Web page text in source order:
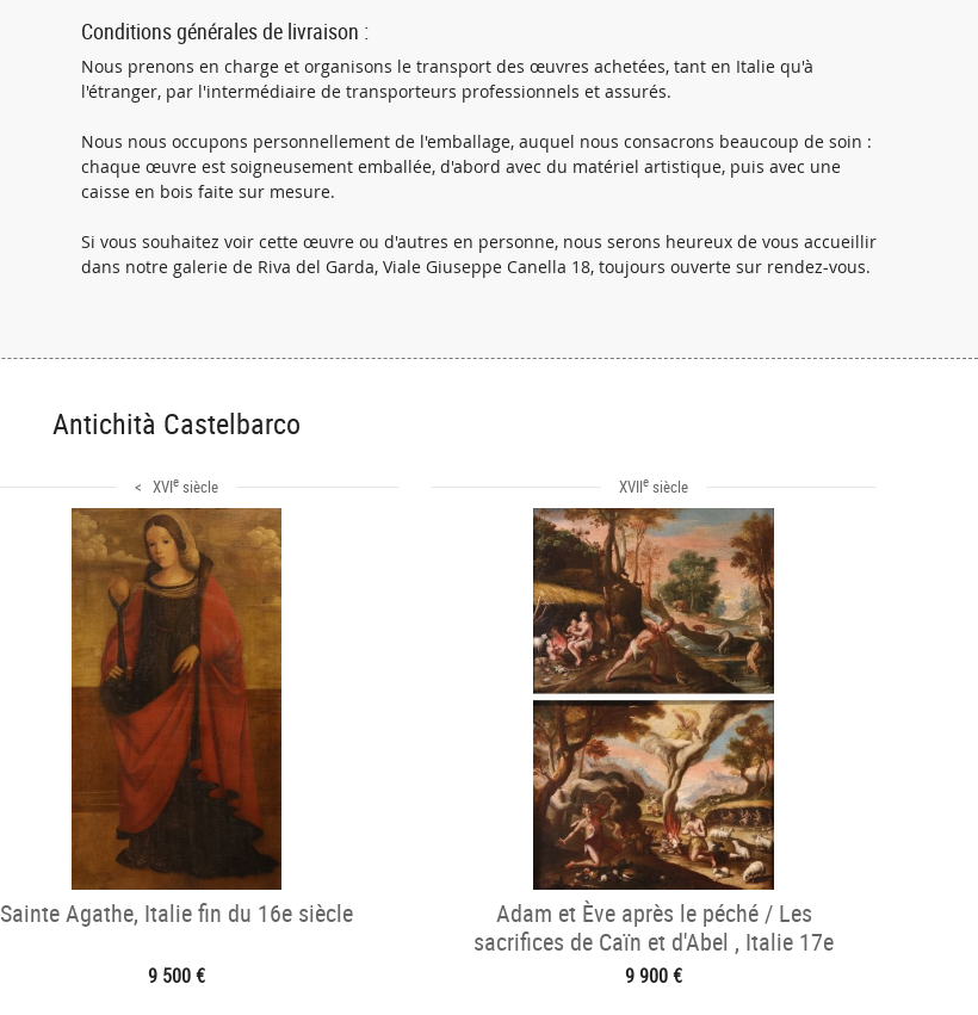
Conditions générales de livraison :
Nous prenons en charge et organisons le transport des œuvres achetées, tant en Italie qu'à
l'étranger, par l'intermédiaire de transporteurs professionnels et assurés.
Nous nous occupons personnellement de l'emballage, auquel nous consacrons beaucoup de soin :
chaque œuvre est soigneusement emballée, d'abord avec du matériel artistique, puis avec une
caisse en bois faite sur mesure.
Si vous souhaitez voir cette œuvre ou d'autres en personne, nous serons heureux de vous accueillir
dans notre galerie de Riva del Garda, Viale Giuseppe Canella 18, toujours ouverte sur rendez-vous.
Antichità Castelbarco
< XVIe siècle
Sainte Agathe, Italie fin du 16e siècle
9 500 €
XVIIe siècle
Adam et Ève après le péché / Les
sacrifices de Caïn et d'Abel , Italie 17e
siècle
9 900 €